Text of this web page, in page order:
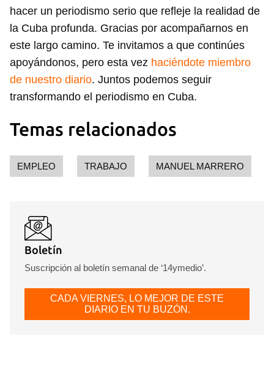
hacer un periodismo serio que refleje la realidad de
la Cuba profunda. Gracias por acompañarnos en
este largo camino. Te invitamos a que continúes
apoyándonos, pero esta vez haciéndote miembro
de nuestro diario. Juntos podemos seguir
transformando el periodismo en Cuba.
Temas relacionados
EMPLEO TRABAJO MANUEL MARRERO
Boletín
Suscripción al boletín semanal de ‘14ymedio’.
CADA VIERNES, LO MEJOR DE ESTE
DIARIO EN TU BUZÓN.